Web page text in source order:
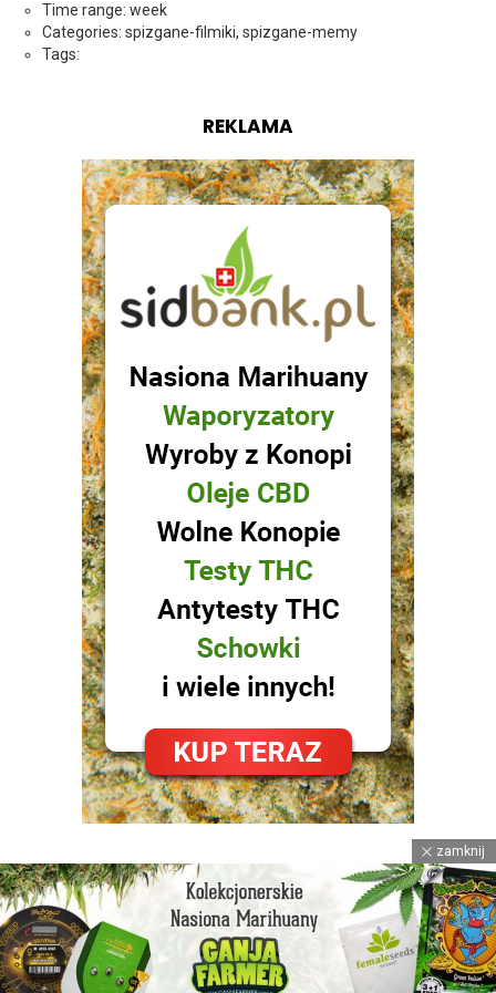
Time range: week
Categories: spizgane-filmiki, spizgane-memy
Tags:
REKLAMA
facebook instagram youtube
zamknij